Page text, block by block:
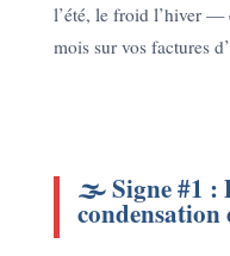
l’été, le froid l’hiver —
mois sur vos factures
🌫️ Signe #1 :
condensation